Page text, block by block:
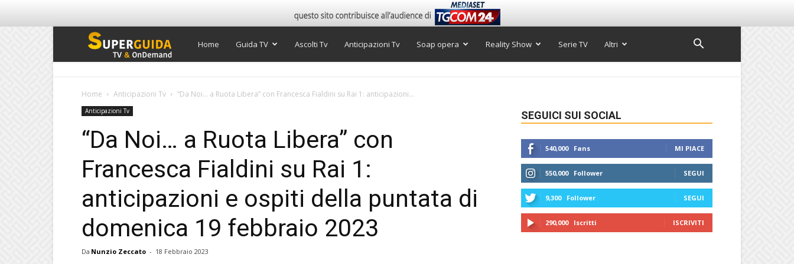
Super
Home Guida TV Ascolti Tv Anticipazioni Tv Soap opera Reality Show Serie TV Altri
Home Anticipazioni Tv “Da Noi… a Ruota Libera” con Francesca Fialdini su Rai 1: anticipazioni...
Anticipazioni Tv
“Da Noi… a Ruota Libera” con
Francesca Fialdini su Rai 1:
anticipazioni e ospiti della puntata di
domenica 19 febbraio 2023
Da Nunzio Zeccato - 18 Febbraio 2023
SEGUICI SUI SOCIAL
540,000 Fans MI PIACE
550,000 Follower SEGUI
9,300 Follower SEGUI
290,000 Iscritti ISCRIVITI